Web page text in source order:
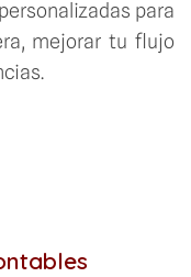
para
mejorar tu flujo